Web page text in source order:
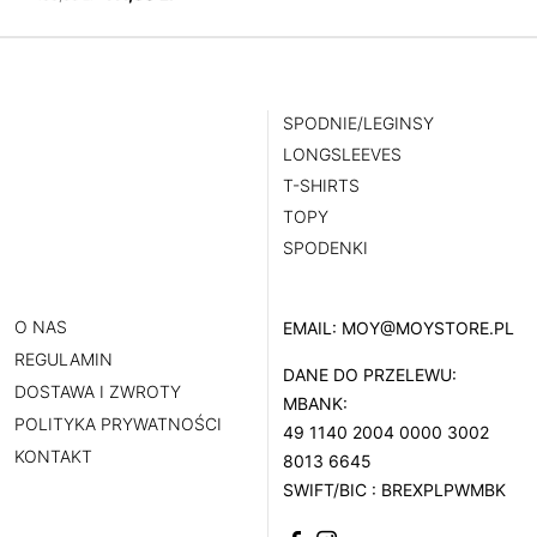
wynosiła:wynosi:
Ten
produktu
Opcje
można
wybrać
na
stronie
SPODNIE/LEGINSY
LONGSLEEVES
T-SHIRTS
TOPY
SPODENKI
O NAS
REGULAMIN
DOSTAWA I ZWROTY
POLITYKA PRYWATNOŚCI
KONTAKT
EMAIL: MOY@MOYSTORE.PL
DANE DO PRZELEWU:
MBANK:
49 1140 2004 0000 3002
8013 6645
SWIFT/BIC : BREXPLPWMBK